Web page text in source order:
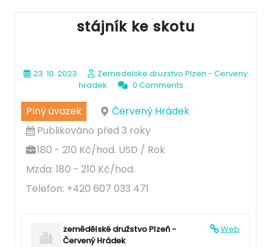
stájník ke skotu
23. 10. 2023
Zemedelske druzstvo Plzen - Cerveny
hradek
0 Comments
Plný úvazek
Červený Hrádek
Publikováno před 3 roky
180 - 210 Kč/hod. USD / Rok
Mzda: 180 - 210 Kč/hod.
Telefon: +420 607 033 471
Web
zemědělské družstvo Plzeň -
Červený Hrádek